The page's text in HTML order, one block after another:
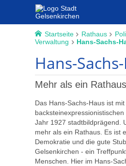
Startseite Rathaus
Verwaltung
Hans-Sachs-
Hans-
Mehr als ein Rathaus
Das Hans-Sachs-Haus ist
Jahr 1927 stadtbildprägend.
mehr als ein Rathaus. Es ist
Demokratie und die gute
Gelsenkirchen - ein
Menschen. Hier im Hans-